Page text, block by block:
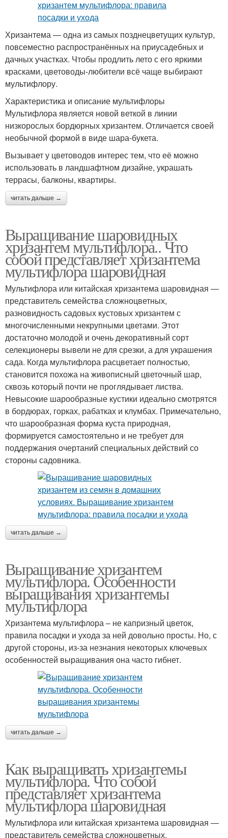
Хризантема — одна из самых позднецветущих культур,
повсеместно распространённых на приусадебных и
дачных участках. Чтобы продлить лето с его яркими
красками, цветоводы-любители всё чаще выбирают
мультифлору.
Характеристика и описание мультифлоры
Мультифлора является новой веткой в линии
низкорослых бордюрных хризантем. Отличается своей
необычной формой в виде шара-букета.
Вызывает у цветоводов интерес тем, что её можно
использовать в ландшафтном дизайне, украшать
террасы, балконы, квартиры.
читать дальше →
Выращивание шаровидных
хризантем мультифлора.. Что
собой представляет хризантема
мультифлора шаровидная
Мультифлора или китайская хризантема шаровидная ―
представитель семейства сложноцветных,
разновидность садовых кустовых хризантем с
многочисленными некрупными цветами. Этот
достаточно молодой и очень декоративный сорт
селекционеры вывели не для срезки, а для украшения
сада. Когда мультифлора расцветает полностью,
становится похожа на живописный цветочный шар,
сквозь который почти не проглядывает листва.
Невысокие шарообразные кустики идеально смотрятся
в бордюрах, горках, рабатках и клумбах. Примечательно,
что шарообразная форма куста природная,
формируется самостоятельно и не требует для
поддержания очертаний специальных действий со
стороны садовника.
читать дальше →
Выращивание хризантем
мультифлора. Особенности
выращивания хризантемы
мультифлора
Хризантема мультифлора – не капризный цветок,
правила посадки и ухода за ней довольно просты. Но, с
другой стороны, из-за незнания некоторых ключевых
особенностей выращивания она часто гибнет.
читать дальше →
Как выращивать хризантемы
мультифлора. Что собой
представляет хризантема
мультифлора шаровидная
Мультифлора или китайская хризантема шаровидная ―
представитель семейства сложноцветных,